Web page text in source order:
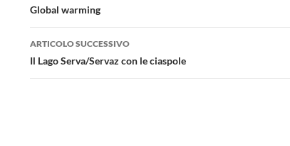
articolo
Global warming
ARTICOLO SUCCESSIVO
Il Lago Serva/Servaz con le ciaspole